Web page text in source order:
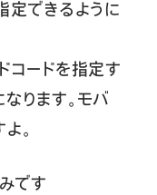
定できるように
コードを指定す
ります。モバ
。
です